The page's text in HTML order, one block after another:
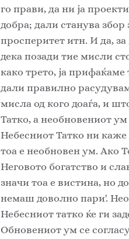
го прави, да ни ја
добра; дали станува
просперитет итн. И да,
дека позади тие мисли
како трето, ја
дали правилно
мисла од кого доаѓа, и
Татко, а необновениот
Небесниот Татко ни
тоа е необновен ум. Ако
Неговото богатство и
значи тоа е вистина, но
немаш доволно пари'.
Небесниот татко ќе ги
Обновениот ум се